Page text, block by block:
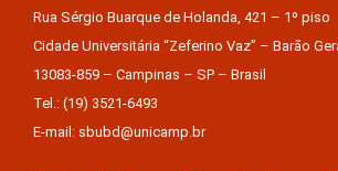
Rua Sérgio Buarque de Holanda, 421 – 1º piso
Cidade Universitária “Zeferino Vaz” – Barão
13083-859 – Campinas – SP – Brasil
Tel.: (19) 3521-6493
E-mail: sbubd@unicamp.br